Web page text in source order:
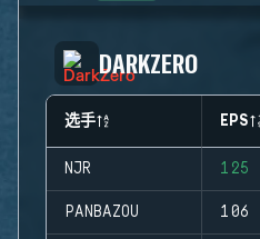
DARKZERO
选手 EPS
NJR 125
PANBAZOU 106